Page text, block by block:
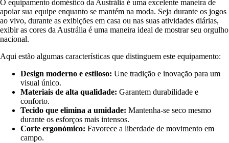
O equipamento doméstico da Austrália é uma excelente maneira de
apoiar sua equipe enquanto se mantém na moda. Seja durante os jogos
ao vivo, durante as exibições em casa ou nas suas atividades diárias,
exibir as cores da Austrália é uma maneira ideal de mostrar seu orgulho
nacional.
Aqui estão algumas características que distinguem este equipamento:
Design moderno e estiloso: Une tradição e inovação para um
visual único.
Materiais de alta qualidade: Garantem durabilidade e
conforto.
Tecido que elimina a umidade: Mantenha-se seco mesmo
durante os esforços mais intensos.
Corte ergonómico: Favorece a liberdade de movimento em
campo.